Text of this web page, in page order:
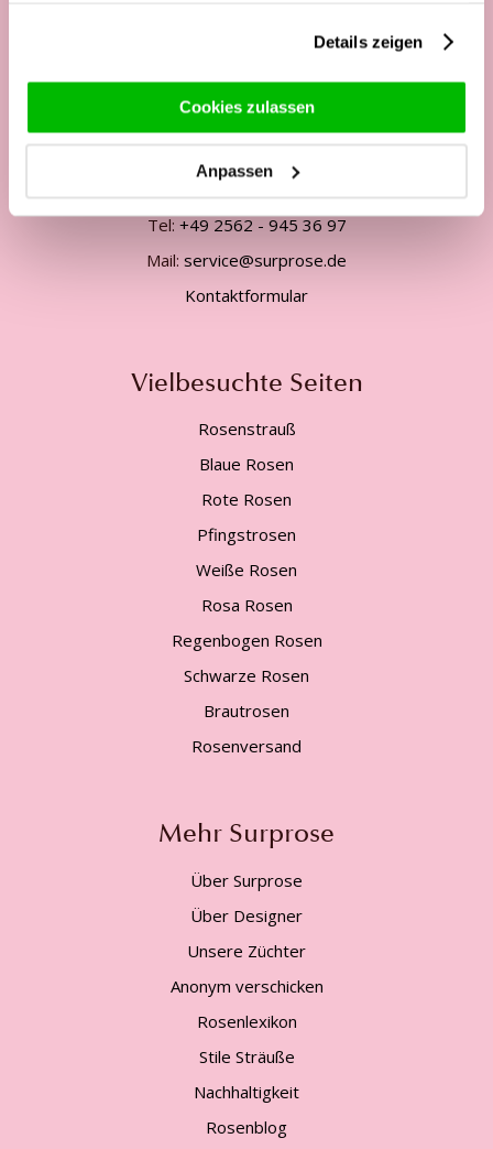
Details zeigen
Cookies zulassen
Anpassen
Telefonisch Mo. - Fr. von
Tel:+49 2562 - 945 36 97
Mail: service@surprose.de
Kontaktformular
Vielbesuchte Seiten
Rosenstrauß
Blaue Rosen
Rote Rosen
Pfingstrosen
Weiße Rosen
Rosa Rosen
Regenbogen Rosen
Schwarze Rosen
Brautrosen
Rosenversand
Mehr Surprose
Über Surprose
Über Designer
Unsere Züchter
Anonym verschicken
Rosenlexikon
Stile Sträuße
Nachhaltigkeit
Rosenblog